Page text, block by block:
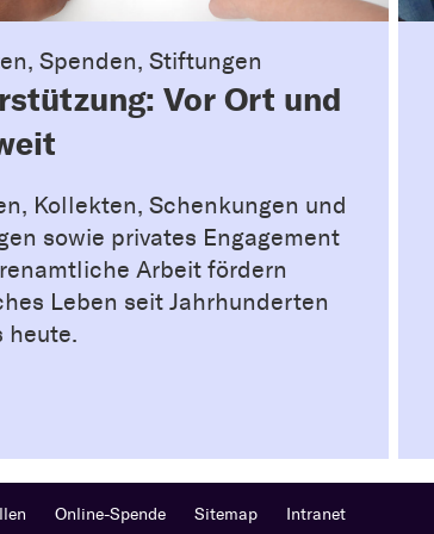
Spenden, Stiftungen
Vor Ort und
Kollekten, Schenkungen und
sowie privates Engagement
Arbeit fördern
Leben seit Jahrhunderten
heute.
Online-Spende Sitemap Intranet